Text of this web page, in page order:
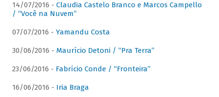
14/07/2016 - Claudia Castelo Branco e Marcos Campello
/ “Você na Nuvem”
07/07/2016 - Yamandu Costa
30/06/2016 - Maurício Detoni / “Pra Terra”
23/06/2016 - Fabrício Conde / “Fronteira”
16/06/2016 - Iria Braga